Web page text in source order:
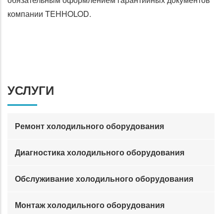
компании TEHHOLOD.
УСЛУГИ
Ремонт холодильного оборудования
Диагностика холодильного оборудования
Обслуживание холодильного оборудования
Монтаж холодильного оборудования